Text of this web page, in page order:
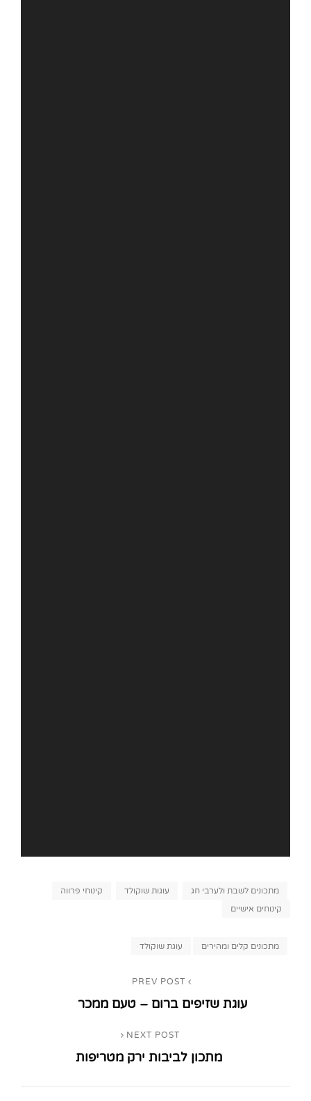
Categories
מתכונים לשבת ולערבי חג עוגות שוקולד
קינוחי פרווה
קינוחים אישיים
Tags,מתכונים קלים ומהירים עוגת שוקולד
PREV POST
עוגת שזיפים ברום – טעם ממכר
NEXT POST
מתכון לביבות ירק מטריפות